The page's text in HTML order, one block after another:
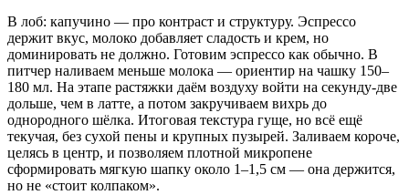
В лоб: капучино — про контраст и структуру. Эспрессо
держит вкус, молоко добавляет сладость и крем, но
доминировать не должно. Готовим эспрессо как обычно. В
питчер наливаем меньше молока — ориентир на чашку 150–
180 мл. На этапе растяжки даём воздуху войти на секунду‑две
дольше, чем в латте, а потом закручиваем вихрь до
однородного шёлка. Итоговая текстура гуще, но всё ещё
текучая, без сухой пены и крупных пузырей. Заливаем короче,
целясь в центр, и позволяем плотной микропене
сформировать мягкую шапку около 1–1,5 см — она держится,
но не «стоит колпаком».